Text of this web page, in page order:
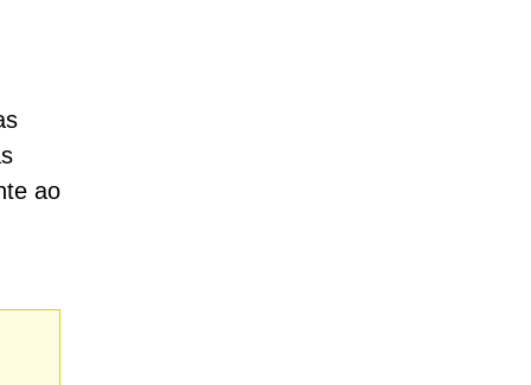
ao